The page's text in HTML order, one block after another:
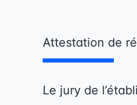
Attestation de
Le jury de l’é